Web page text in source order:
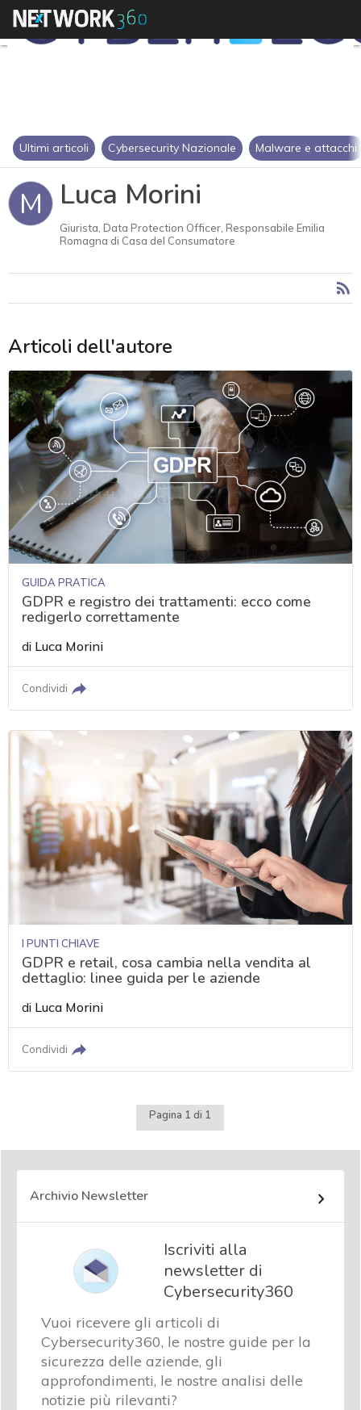
Ultimi articoli Cybersecurity Nazionale Malware e attacchi
M Luca Morini
Giurista, Data Protection Officer, Responsabile Emilia
Romagna di Casa del Consumatore
Articoli dell'autore
GUIDA PRATICA
GDPR e registro dei trattamenti: ecco come
redigerlo correttamente
di Luca Morini
Condividi
I PUNTI CHIAVE
GDPR e retail, cosa cambia nella vendita al
dettaglio: linee guida per le aziende
di Luca Morini
Condividi
Pagina 1 di 1
Archivio Newsletter
Iscriviti alla
newsletter di
Cybersecurity360
Vuoi ricevere gli articoli di
Cybersecurity360, le nostre guide per la
sicurezza delle aziende, gli
approfondimenti, le nostre analisi delle
notizie più rilevanti?